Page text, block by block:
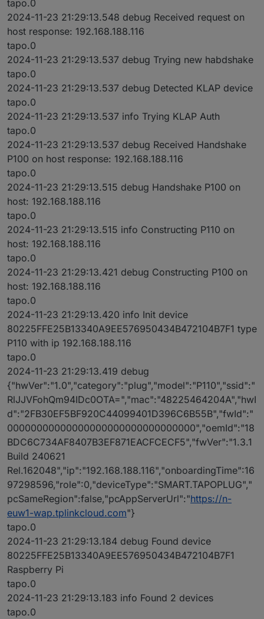
tapo.0
2024-11-23 21:29:13.548 debug Received request on
host response: 192.168.188.116
tapo.0
2024-11-23 21:29:13.537 debug Trying new habdshake
tapo.0
2024-11-23 21:29:13.537 debug Detected KLAP device
tapo.0
2024-11-23 21:29:13.537 info Trying KLAP Auth
tapo.0
2024-11-23 21:29:13.537 debug Received Handshake
P100 on host response: 192.168.188.116
tapo.0
2024-11-23 21:29:13.515 debug Handshake P100 on
host: 192.168.188.116
tapo.0
2024-11-23 21:29:13.515 info Constructing P110 on
host: 192.168.188.116
tapo.0
2024-11-23 21:29:13.421 debug Constructing P100 on
host: 192.168.188.116
tapo.0
2024-11-23 21:29:13.420 info Init device
80225FFE25B13340A9EE576950434B472104B7F1 type
P110 with ip 192.168.188.116
tapo.0
2024-11-23 21:29:13.419 debug
{"hwVer":"1.0","category":"plug","model":"P110","ssid":"
RlJJVFohQm94IDc0OTA=","mac":"48225464204A","hwI
d":"2FB30EF5BF920C44099401D396C6B55B","fwId":"
00000000000000000000000000000000","oemId":"18
BDC6C734AF8407B3EF871EACFCECF5","fwVer":"1.3.1
Build 240621
Rel.162048","ip":"192.168.188.116","onboardingTime":16
97298596,"role":0,"deviceType":"SMART.TAPOPLUG","
pcSameRegion":false,"pcAppServerUrl":"https://n-
euw1-wap.tplinkcloud.com"}
tapo.0
2024-11-23 21:29:13.184 debug Found device
80225FFE25B13340A9EE576950434B472104B7F1
Raspberry Pi
tapo.0
2024-11-23 21:29:13.183 info Found 2 devices
tapo.0